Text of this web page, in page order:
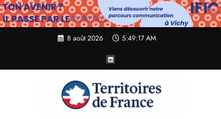
Aller
au
contenu
8 août 2026 5:49:18 AM